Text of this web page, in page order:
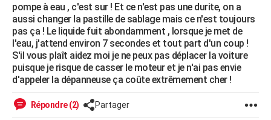
Alimentation
Guide de la santé
Maladies
Médicaments
Sommeil
VOYAGE
Destinations
City break
Voyage nature
Voyage de noces
Forum
Climat
+PHOTO
GUIDES D'ACHAT
BONS PLANS
CARTE DE VOEUX
pompe à eau , c'est sur ! Et ce n'est pas une durite, on a
aussi changer la pastille de sablage mais ce n'est toujours
pas ça ! Le liquide fuit abondamment , lorsque je met de
l'eau, j'attend environ 7 secondes et tout part d'un coup !
S'il vous plaît aidez moi je ne peux pas déplacer la voiture
puisque je risque de casser le moteur et je n'ai pas envie
d'appeler la dépanneuse ça coûte extrêmement cher !
Répondre (2) Partager